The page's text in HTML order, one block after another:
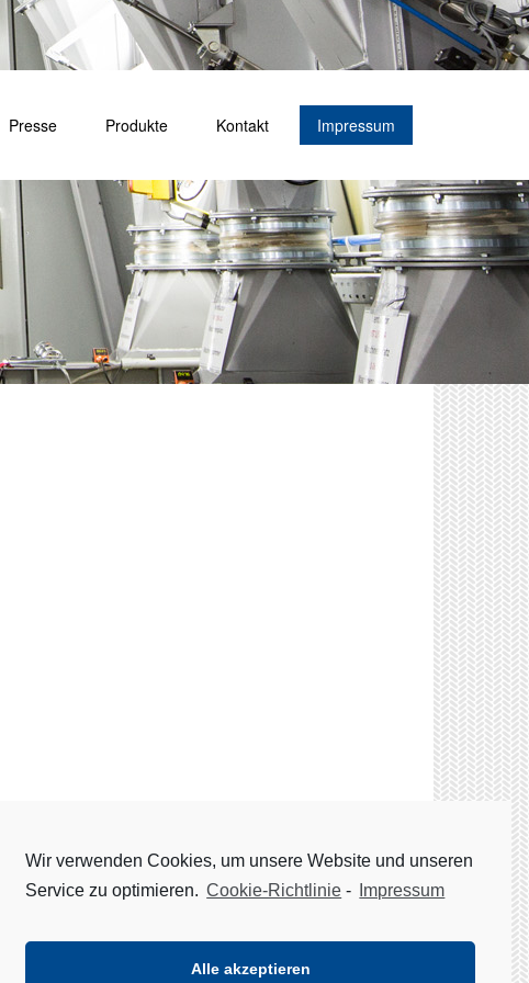
Presse Produkte Kontakt Impressum
Datenschutzerklärung Impressum Cookie-Richtlinie (EU)
Wir verwenden Cookies, um unsere Website und unseren
Service zu optimieren. Cookie-Richtlinie - Impressum
Alle akzeptieren